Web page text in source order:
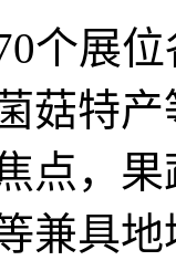
展位
菇特
点，
兼具